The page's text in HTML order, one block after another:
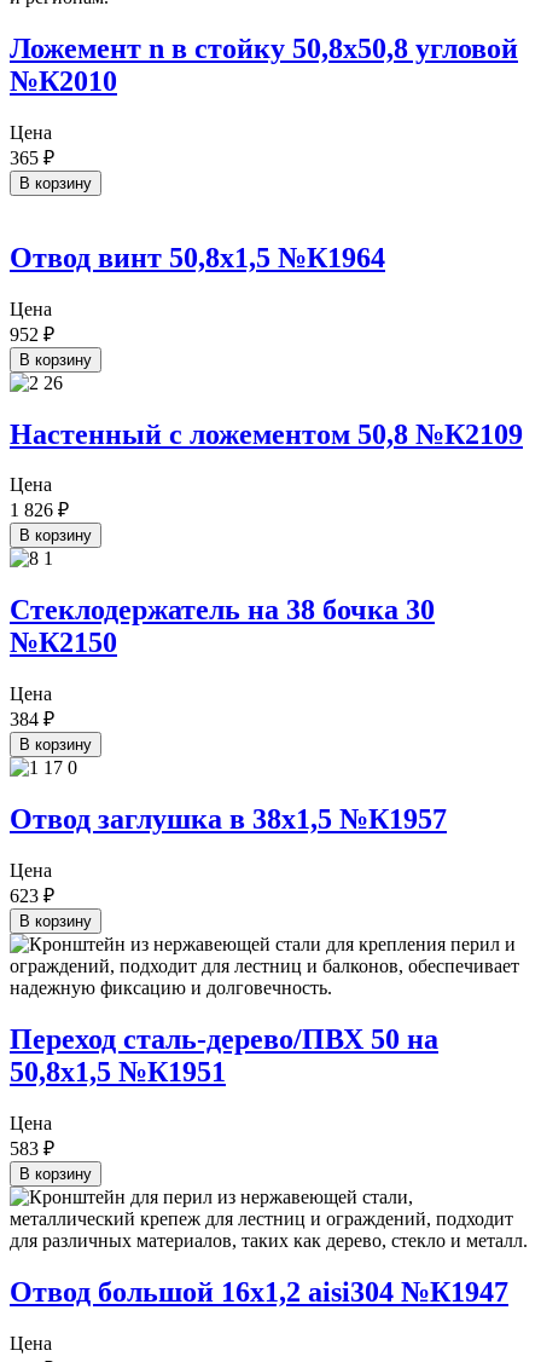
Ложемент n в стойку 50,8х50,8 угловой
№К2010
Цена
365 ₽
В корзину
Отвод винт 50,8х1,5 №К1964
Цена
952 ₽
В корзину
Настенный с ложементом 50,8 №К2109
Цена
1 826 ₽
В корзину
Стеклодержатель на 38 бочка 30
№К2150
Цена
384 ₽
В корзину
Отвод заглушка в 38х1,5 №К1957
Цена
623 ₽
В корзину
Переход сталь-дерево/ПВХ 50 на
50,8х1,5 №К1951
Цена
583 ₽
В корзину
Отвод большой 16х1,2 aisi304 №К1947
Цена